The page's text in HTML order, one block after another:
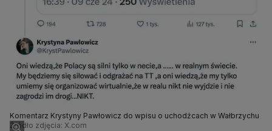
Komentarz Krystyny Pawłowicz do wpisu o uchodźcach w Wałbrzychu
Źródło zdjęcia: X.com